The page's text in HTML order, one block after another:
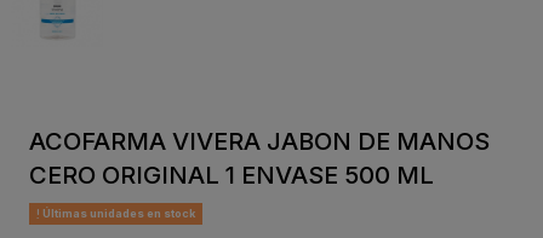
ACOFARMA VIVERA JABON DE MANOS
CERO ORIGINAL 1 ENVASE 500 ML
Últimas unidades en stock